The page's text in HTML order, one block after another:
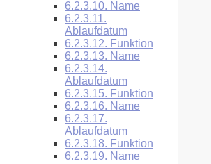
6.2.3.10. Name
6.2.3.11.
Ablaufdatum
6.2.3.12. Funktion
6.2.3.13. Name
6.2.3.14.
Ablaufdatum
6.2.3.15. Funktion
6.2.3.16. Name
6.2.3.17.
Ablaufdatum
6.2.3.18. Funktion
6.2.3.19. Name